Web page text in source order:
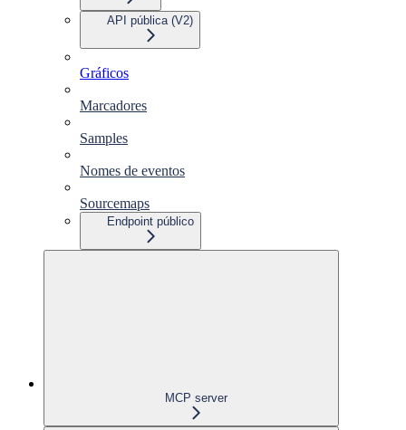
API pública (V2)
Gráficos
Marcadores
Samples
Nomes de eventos
Sourcemaps
Endpoint público
MCP server